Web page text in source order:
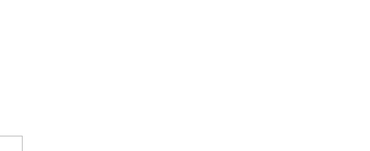
объявление бесплатно! Ты